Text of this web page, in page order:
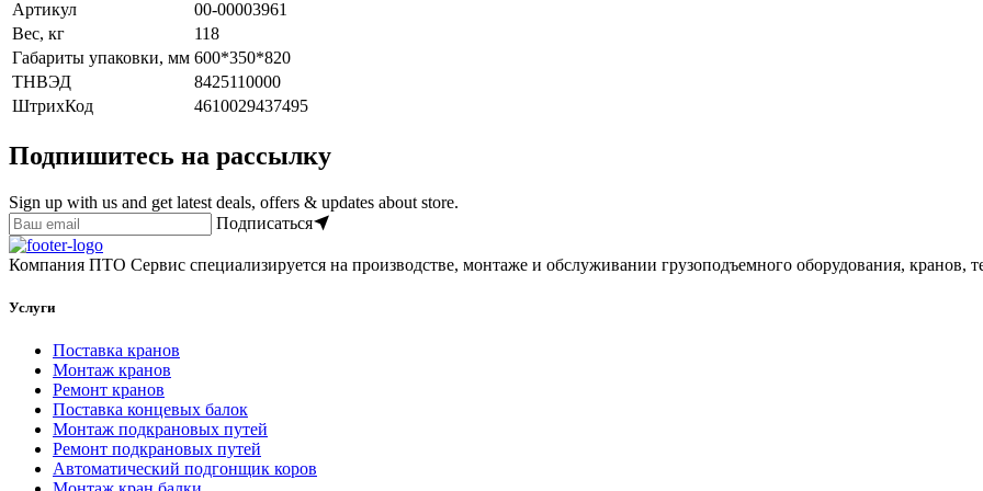
Артикул
00-00003961
Вес, кг
118
Габариты упаковки, мм 600*350*820
ТНВЭД
8425110000
ШтрихКод
4610029437495
Подпишитесь на рассылку
Sign up with us and get latest deals, offers & updates about store.
Подписаться
Компания ПТО Сервис специализируется на производстве, монтаже и обслуживании грузоподъемного оборудования, кранов,
Услуги
Поставка кранов
Монтаж кранов
Ремонт кранов
Поставка концевых балок
Монтаж подкрановых путей
Ремонт подкрановых путей
Автоматический подгонщик коров